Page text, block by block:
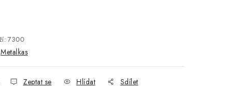
7300
Metalkas
Zeptat se Hlídat Sdílet